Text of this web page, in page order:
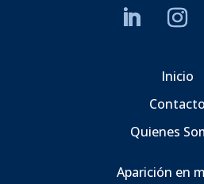
Inicio
Contacto
Quienes
Aparición en